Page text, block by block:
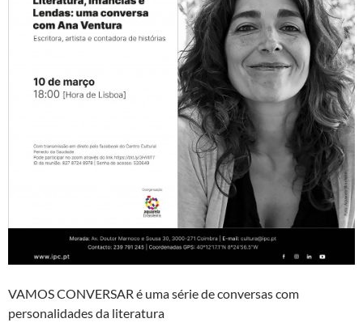
VAMOS CONVERSAR é uma série de conversas com
personalidades da literatura